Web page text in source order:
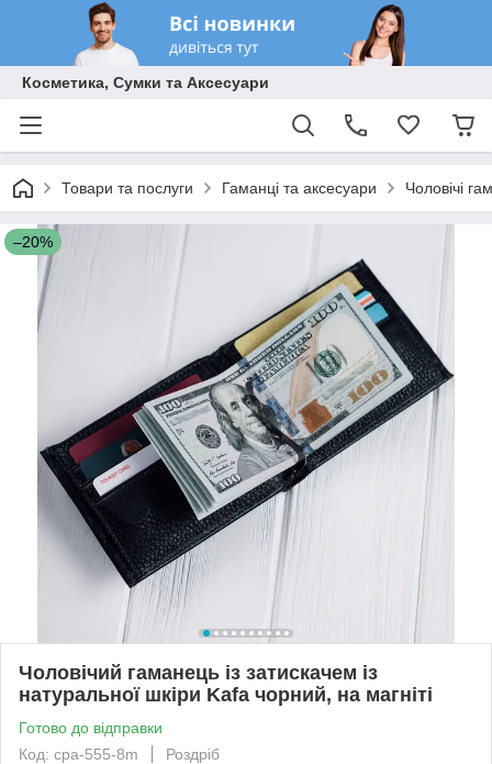
Косметика, Сумки та Аксесуари
Товари та послуги Гаманці та аксесуари Чоловічі
–20%
Чоловічий гаманець із затискачем із
натуральної шкіри Kafa чорний, на магніті
Готово до відправки
Код: cpa-555-8m
Роздріб